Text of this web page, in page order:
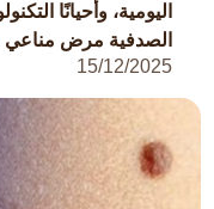
اليومية، وأحيانًا
الصدفية مرض مناعي
15/12/2025